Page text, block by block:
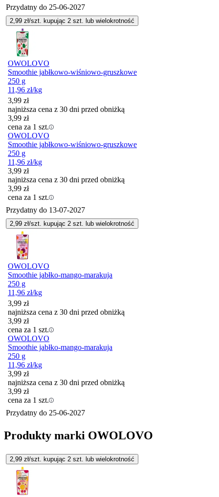
Przydatny do 25-06-2027
2,99 zł/szt. kupując 2 szt. lub wielokrotność
OWOLOVO
Smoothie jabłkowo-wiśniowo-gruszkowe
250 g
11,96 zł/kg
3,99 zł
najniższa cena z 30 dni przed obniżką
3,99 zł
cena za 1 szt.
OWOLOVO
Smoothie jabłkowo-wiśniowo-gruszkowe
250 g
11,96 zł/kg
3,99 zł
najniższa cena z 30 dni przed obniżką
3,99 zł
cena za 1 szt.
Przydatny do 13-07-2027
2,99 zł/szt. kupując 2 szt. lub wielokrotność
OWOLOVO
Smoothie jabłko-mango-marakuja
250 g
11,96 zł/kg
3,99 zł
najniższa cena z 30 dni przed obniżką
3,99 zł
cena za 1 szt.
OWOLOVO
Smoothie jabłko-mango-marakuja
250 g
11,96 zł/kg
3,99 zł
najniższa cena z 30 dni przed obniżką
3,99 zł
cena za 1 szt.
Przydatny do 25-06-2027
Produkty marki OWOLOVO
2,99 zł/szt. kupując 2 szt. lub wielokrotność